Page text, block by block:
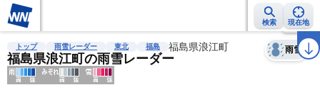
検索 現在地
雨雲レーダー 台風情報 地震情報 警報・注意報 2週間天気 ラ
トップ 雨雪レーダー 東北 福島 福島県浪江町
福島県浪江町の雨雪レーダー
雨雪
天気 台風